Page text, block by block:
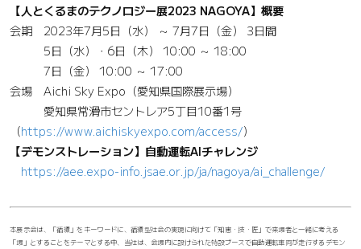
【人とくるまのテクノロジー展2023 NAGOYA】概要
会期 2023年7月5日（水） ～ 7月7日（金） 3日間
5日（水）・6日（木） 10:00 ～ 18:00
7日（金） 10:00 ～ 17:00
会場 Aichi Sky Expo（愛知県国際展示場）
愛知県常滑市セントレア5丁目10番1号
（https://www.aichiskyexpo.com/access/）
【デモンストレーション】自動運転AIチャレンジ
https://aee.expo-info.jsae.or.jp/ja/nagoya/ai_challenge/
本展示会は、「循環」をキーワードに、循環型社会の実現に向けて「知恵・技・匠」で来場者と一緒に考える
「場」とすることをテーマとする中、当社は、会場内に設けられた特設ブースで自動運転車両が走行するデモン